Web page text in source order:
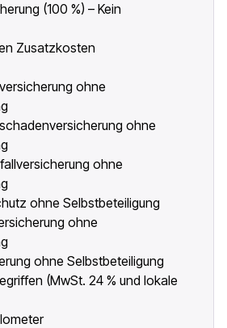
(100 %) – Kein
Zusatzkosten
ohne
ohne
ohne
ohne Selbstbeteiligung
ohne
ohne Selbstbeteiligung
(MwSt. 24 % und lokale